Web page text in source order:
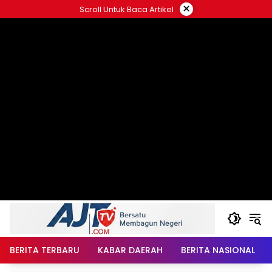
ke
Scroll Untuk Baca Artikel ×
BERITA TERBARU KABAR DAERAH BERITA NASIONAL